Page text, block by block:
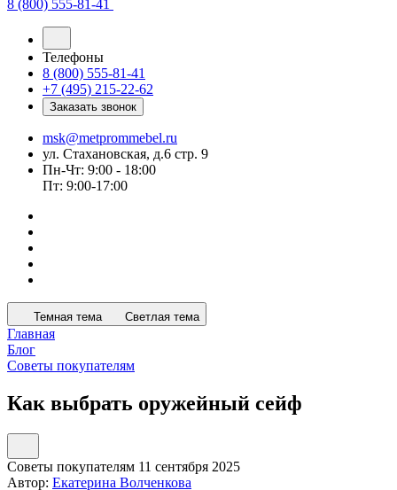
8 (800) 555-81-41
Телефоны
8 (800) 555-81-41
+7 (495) 215-22-62
Заказать звонок
msk@metprommebel.ru
ул. Стахановская, д.6 стр. 9
Пн-Чт: 9:00 - 18:00
Пт: 9:00-17:00
Темная тема Светлая тема
Главная
Блог
Советы покупателям
Как выбрать оружейный сейф
Советы покупателям 11 сентября 2025
Автор: Екатерина Волченкова